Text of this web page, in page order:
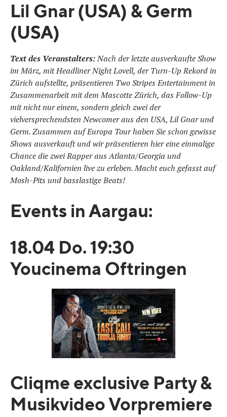
Lil Gnar (USA) & Germ
(USA)
Text des Veranstalters:Nach der letzte ausverkaufte Show
im März, mit Headliner Night Lovell, der Turn-Up Rekord in
Zürich aufstellte, präsentieren Two Stripes Entertainment in
Zusammenarbeit mit dem Mascotte Zürich, das Follow-Up
mit nicht nur einem, sondern gleich zwei der
vielversprechendsten Newcomer aus den USA, Lil Gnar und
Germ. Zusammen auf Europa Tour haben Sie schon gewisse
Shows ausverkauft und wir präsentieren hier eine einmalige
Chance die zwei Rapper aus Atlanta/Georgia und
Oakland/Kalifornien live zu erleben. Macht euch gefasst auf
Mosh-Pits und basslastige Beats!
Events in Aargau:
18.04 Do. 19:30
Youcinema Oftringen
Cliqme exclusive Party &
Musikvideo Vorpremiere